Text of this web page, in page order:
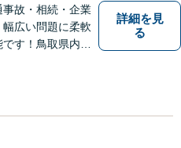
事故・相続・企業
広い問題に柔軟
す！鳥取県内の
、お気軽にご相談
詳細を見
る